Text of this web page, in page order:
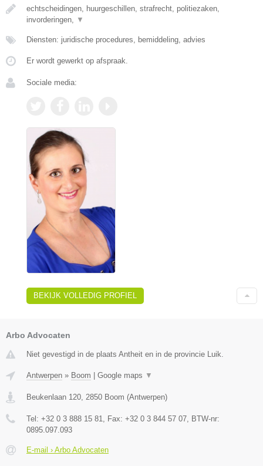
echtscheidingen, huurgeschillen, strafrecht, politiezaken,
invorderingen,
▼
Diensten: juridische procedures, bemiddeling, advies
Er wordt gewerkt op afspraak.
Sociale media:
BEKIJK VOLLEDIG PROFIEL
Arbo Advocaten
Niet gevestigd in de plaats Antheit en in de provincie Luik.
Antwerpen » Boom | Google maps ▼
Beukenlaan 120 2850 Boom (Antwerpen)
Tel: +32 0 3 888 15 81 , Fax: +32 0 3 844 57 07 , BTW-nr:
0895.097.093
E-mail › Arbo Advocaten